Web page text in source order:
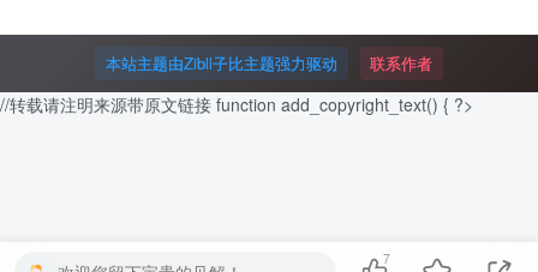
7
本站主题由Zibll子比主题强力驱动 联系作者
//转载请注明来源带原文链接 function add_copyright_text() { ?>